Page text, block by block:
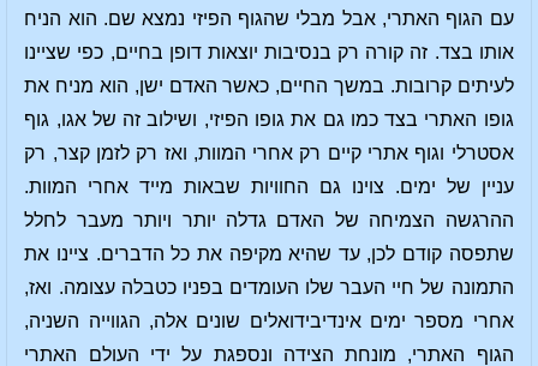
עם הגוף האתרי, אבל מבלי שהגוף הפיזי נמצא שם. הוא הניח
אותו בצד. זה קורה רק בנסיבות יוצאות דופן בחיים, כפי שציינו
לעיתים קרובות. במשך החיים, כאשר האדם ישן, הוא מניח את
גופו האתרי בצד כמו גם את גופו הפיזי, ושילוב זה של אגו, גוף
אסטרלי וגוף אתרי קיים רק אחרי המוות, ואז רק לזמן קצר, רק
עניין של ימים. צוינו גם החוויות שבאות מייד אחרי המוות.
ההרגשה הצמיחה של האדם גדלה יותר ויותר מעבר לחלל
שתפסה קודם לכן, עד שהיא מקיפה את כל הדברים. ציינו את
התמונה של חיי העבר שלו העומדים בפניו כטבלה עצומה. ואז,
אחרי מספר ימים אינדיבידואלים שונים אלה, הגווייה השניה,
הגוף האתרי, מונחת הצידה ונספגת על ידי העולם האתרי